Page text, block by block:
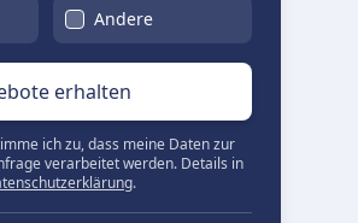
Andere
erhalten
ich zu, dass meine Daten zur
verarbeitet werden. Details in
.